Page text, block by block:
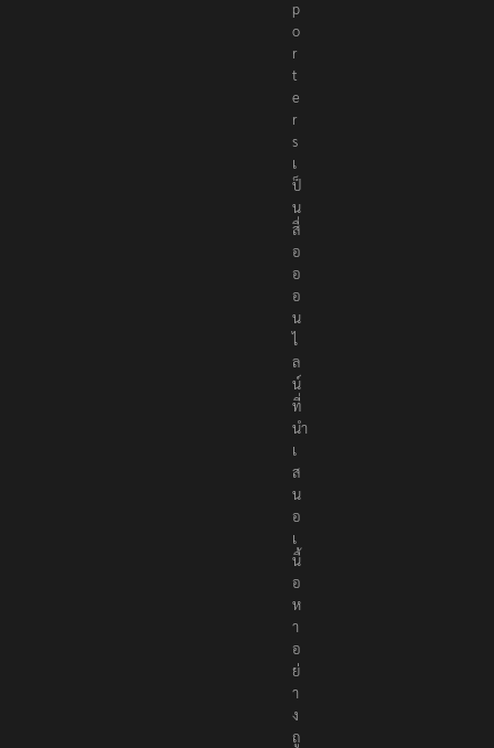
p
o
r
t
e
r
s
เ
ป็
น
สื่
อ
อ
อ
น
ไ
ล
น์
ที่
นำ
เ
ส
น
อ
เ
นื้
อ
ห
า
อ
ย่
า
ง
ถู